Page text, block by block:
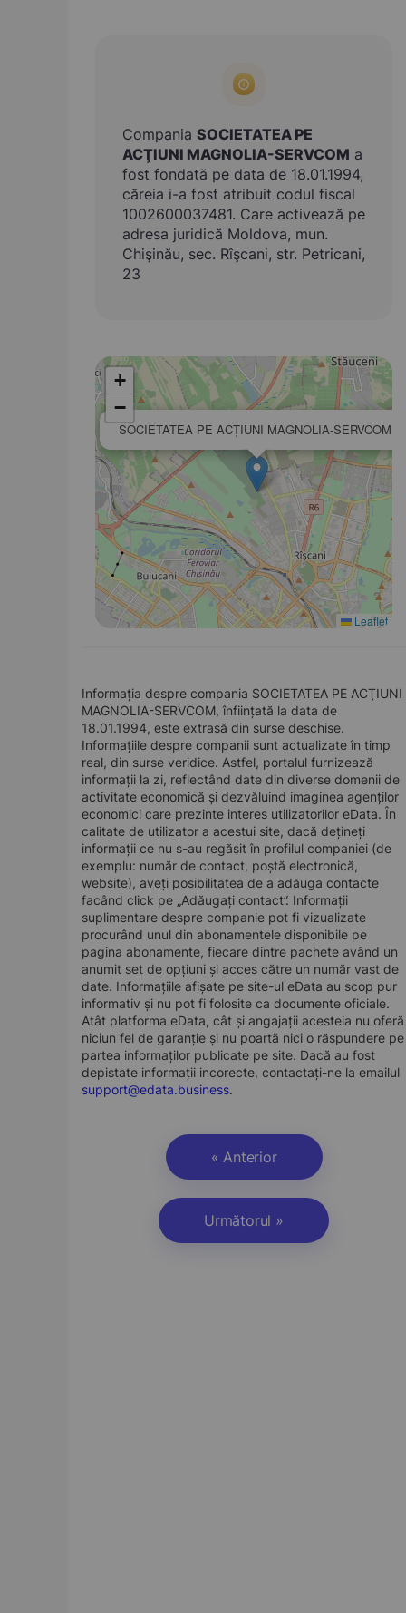
Compania SOCIETATEA PE
ACŢIUNI MAGNOLIA-SERVCOM a
fost fondată pe data de 18.01.1994,
căreia i-a fost atribuit codul fiscal
1002600037481. Care activează pe
adresa juridică Moldova, mun.
Chişinău, sec. Rîşcani, str. Petricani,
23
SOCIETATEA PE ACŢIUNI MAGNOLIA-SERVCOM
+
−
Leaflet
Informația despre compania SOCIETATEA PE ACŢIUNI
MAGNOLIA-SERVCOM, înființată la data de
18.01.1994, este extrasă din surse deschise.
Informațiile despre companii sunt actualizate în timp
real, din surse veridice. Astfel, portalul furnizează
informații la zi, reflectând date din diverse domenii de
activitate economică și dezvăluind imaginea agenților
economici care prezinte interes utilizatorilor eData. În
calitate de utilizator a acestui site, dacă dețineți
informații ce nu s-au regăsit în profilul companiei (de
exemplu: număr de contact, poștă electronică,
website), aveți posibilitatea de a adăuga contacte
facând click pe „Adăugați contact”. Informații
suplimentare despre companie pot fi vizualizate
procurând unul din abonamentele disponibile pe
pagina abonamente, fiecare dintre pachete având un
anumit set de opțiuni și acces către un număr vast de
date. Informațiile afișate pe site-ul eData au scop pur
informativ și nu pot fi folosite ca documente oficiale.
Atât platforma eData, cât și angajații acesteia nu oferă
niciun fel de garanție și nu poartă nici o răspundere pe
partea informaților publicate pe site. Dacă au fost
depistate informații incorecte, contactați-ne la emailul
support@edata.business.
« Anterior
Următorul »